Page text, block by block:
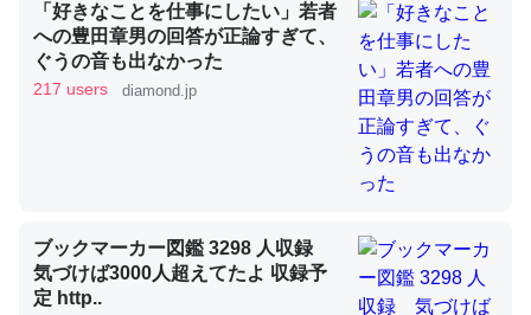
くらい。小説でいう「ずっと前の伏線」は回収されないけ
ど、短期記憶というには多い分量。進化すればするほど分
─GPTの仕組みと限界についての考察（１） - conceptualization
昆虫ってカルシウム少ないのか。知らんかった。調べたら
コオロギのカルシウム分はエビの600分の1程度。
「好きなことを仕事にしたい」若者
への豊田章男の回答が正論すぎて、
ぐうの音も出なかった
217 users diamond.jp
ブックマーカー図鑑 3298 人収録
気づけば3000人超えてたよ 収録予
定 http..